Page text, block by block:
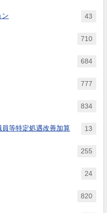
ン 43
710
684
777
834
等特定処遇改善加算 13
255
24
820